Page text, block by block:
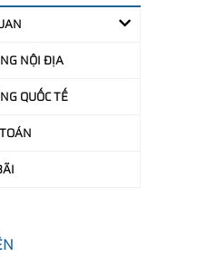
NỘI ĐỊA
QUỐC TẾ